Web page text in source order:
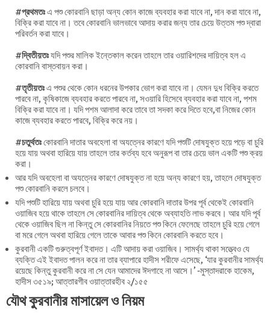
#প্রথমতঃএ পশু কোরবানি ছাড়া অন্য কোন কাজে ব্যবহার করা যাবে না, দান করা যাবে না,
বিক্রি করা যাবে না। তবে কোরবানি ভালভাবে আদায় করার জন্য তার চেয়ে উত্তম পশু দ্বারা
পরিবর্তন করা যাবে।
#দ্বিতীয়তঃযদি পশুর মালিক ইন্তেকাল করেন তাহলে তার ওয়ারিশদের দায়িত্ব হল এ
কোরবানি বাস্তবায়ন করা।
#তৃতীয়তঃএ পশুর থেকে কোন ধরনের উপকার ভোগ করা যাবে না। যেমন দুধ বিক্রি করতে
পারবে না, কৃষিকাজে ব্যবহার করতে পারবে না, সওয়ারি হিসেবে ব্যবহার করা যাবে না, পশম
বিক্রি করা যাবে না। যদি পশম আলাদা করে তাবে তা সদকা করে দিতে হবে,বা নিজের কোন
কাজে ব্যবহার করতে পারবে, বিক্রি করে নয়।
#চতুর্থতঃকোরবানি দাতার অবহেলা বা অযত্নের কারণে যদি পশুটি দোষযুক্ত হয়ে পড়ে বা চুরি
হয়ে যায় অথবা হারিয়ে যায় তাহলে তার কর্তব্য হবে অনুরূপ বা তার চেয়ে ভাল একটি পশু ক্রয়
করা।
আর যদি অবহেলা বা অযত্নের কারণে দোষযুক্ত না হয়ে অন্য কারণে হয়, তাহলে দোষযুক্ত
পশু কোরবানি করলে চলবে।
যদি পশুটি হারিয়ে যায় অথবা চুরি হয়ে যায় আর কোরবানি দাতার উপর পূর্ব থেকেই কোরবানি
ওয়াজিব হয়ে থাকে তাহলে সে কোরবানির দায়িত্ব থেকে অব্যাহতি লাভ করবে। আর যদি পূর্ব
থেকে ওয়াজিব ছিল না কিন্তু সে কোরবানির নিয়তে পশু কিনে ফেলেছে তাহলে চুরি হয়ে গেলে
বা মরে গেলে অথবা হারিয়ে গেলে তাকে আবার পশু কিনে কোরবানি করতে হবে।
কুরবানী একটি গুরুত্বপূর্ণ ইবাদত। এটি আদায় করা ওয়াজিব। সামর্থ্য থাকা সত্ত্বেও যে
ব্যক্তি এই ইবাদত পালন করে না তার ব্যাপারে হাদীস শরীফে এসেছে, ‘যার কুরবানীর সামর্থ্য
রয়েছে কিন্তু কুরবানী করে না সে যেন আমাদের ঈদগাহে না আসে।’ -মুস্তাদরাকে হাকেম,
হাদীস ৩৫১৯; আত্তারগীব ওয়াত্তারহীব ২/১৫৫
যৌথ কুরবানীর মাসায়েল ও নিয়ম